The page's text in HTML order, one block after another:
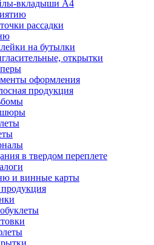
вкладыши А4
рассадки
на бутылки
открытки
оформления
продукция
в твердом переплете
и винные карты